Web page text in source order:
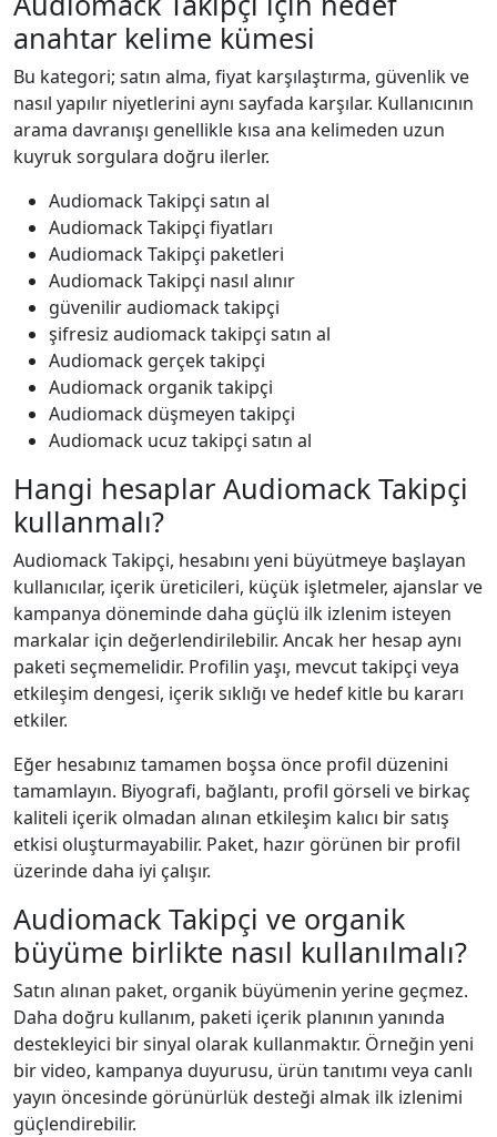
anahtar kelime kümesi
Bu kategori; satın alma, fiyat karşılaştırma, güvenlik ve
nasıl yapılır niyetlerini aynı sayfada karşılar. Kullanıcının
arama davranışı genellikle kısa ana kelimeden uzun
kuyruk sorgulara doğru ilerler.
Audiomack Takipçi satın al
Audiomack Takipçi fiyatları
Audiomack Takipçi paketleri
Audiomack Takipçi nasıl alınır
güvenilir audiomack takipçi
şifresiz audiomack takipçi satın al
Audiomack gerçek takipçi
Audiomack organik takipçi
Audiomack düşmeyen takipçi
Audiomack ucuz takipçi satın al
Hangi hesaplar Audiomack Takipçi
kullanmalı?
Audiomack Takipçi, hesabını yeni büyütmeye başlayan
kullanıcılar, içerik üreticileri, küçük işletmeler, ajanslar ve
kampanya döneminde daha güçlü ilk izlenim isteyen
markalar için değerlendirilebilir. Ancak her hesap aynı
paketi seçmemelidir. Profilin yaşı, mevcut takipçi veya
etkileşim dengesi, içerik sıklığı ve hedef kitle bu kararı
etkiler.
Eğer hesabınız tamamen boşsa önce profil düzenini
tamamlayın. Biyografi, bağlantı, profil görseli ve birkaç
kaliteli içerik olmadan alınan etkileşim kalıcı bir satış
etkisi oluşturmayabilir. Paket, hazır görünen bir profil
üzerinde daha iyi çalışır.
Audiomack Takipçi ve organik
büyüme birlikte nasıl kullanılmalı?
Satın alınan paket, organik büyümenin yerine geçmez.
Daha doğru kullanım, paketi içerik planının yanında
destekleyici bir sinyal olarak kullanmaktır. Örneğin yeni
bir video, kampanya duyurusu, ürün tanıtımı veya canlı
yayın öncesinde görünürlük desteği almak ilk izlenimi
güçlendirebilir.